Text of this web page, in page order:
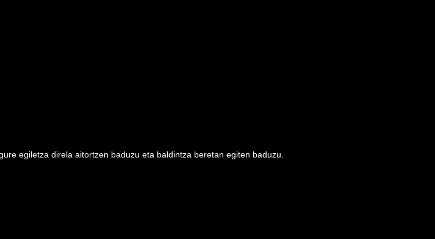
egiletza direla aitortzen baduzu eta baldintza beretan egiten baduzu.